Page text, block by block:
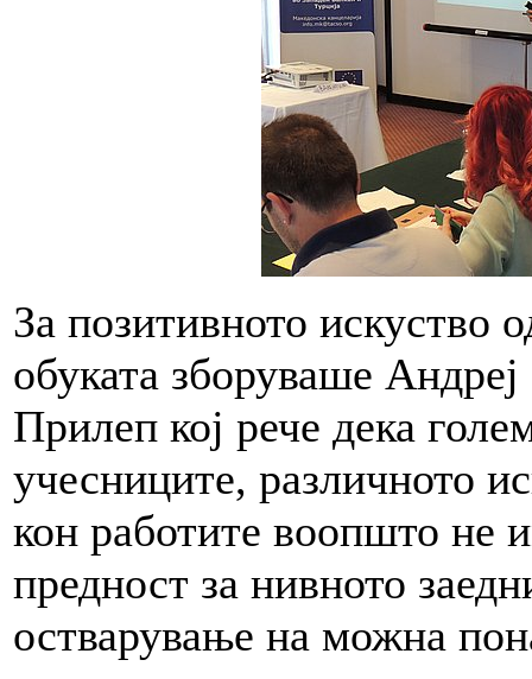
За позитивното искуство
обуката зборуваше
Прилеп кој рече дека
учесниците, различното
кон работите воопшто не
предност за нивното
остварување на можна